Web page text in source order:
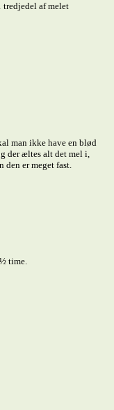
tredjedel af melet
man ikke have en blød
der æltes alt det mel i,
den er meget fast.
time.